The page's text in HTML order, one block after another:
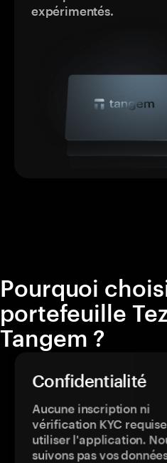
expérimentés.
Pourquoi
portefeuille
Tangem ?
Confidentialité
Aucune inscription ni
vérification KYC
utiliser l'application.
suivons pas vos